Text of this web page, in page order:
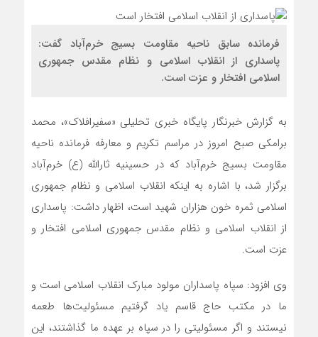
فرمانده سابق ناحیه مقاومت بسیج خرم‌آباد گفت:
پاسداری از انقلاب اسلامی و نظام مقدس جمهوری
اسلامی افتخار و عزت است.
به گزارش خبرنگار پایگاه خبری تحلیلی «سفیرافلاک»، محمد
برامکی صبح امروز در مراسم تکریم و معارفه فرمانده ناحیه
مقاومت بسیج خرم‌آباد که در حسینیه ثارالله (ع) خرم‌آباد
برگزار شد، با اشاره به اینکه انقلاب اسلامی و نظام جمهوری
اسلامی ثمره خون هزاران شهید است، اظهار داشت: پاسداری
از انقلاب اسلامی و نظام مقدس جمهوری اسلامی افتخار و
عزت است.
وی افزود: سپاه پاسداران مولود مبارک انقلاب اسلامی است و
ما در مکتب حاج قاسم یاد گرفتیم مسئولیت‌ها طعمه
نیستند و اگر مسئولیتی را در سپاه بر عهده ما گذاشتند، این